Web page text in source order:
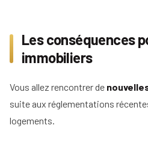
Les conséquences
immobiliers
Vous allez rencontrer de
suite aux réglementations
logements.